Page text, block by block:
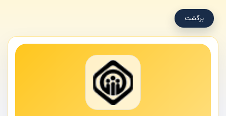
برگشت